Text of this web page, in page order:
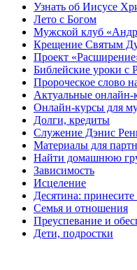
Узнать об Иисусе
Лето с Богом
Мужской клуб
Крещение Святым
Проект
Библейские уроки с
Пророческое слово
Актуальные онлайн-
Онлайн-курсы для
Долги, кредиты
Служение Дэнис
Материалы для
Найти домашнюю
Зависимость
Исцеление
Десятина:
Семья и отношения
Преуспевание и
Дети, подростки